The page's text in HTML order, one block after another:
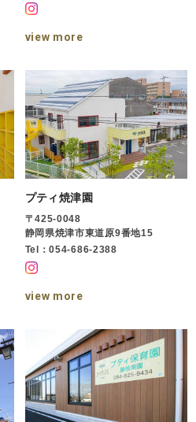
view more
プティ焼津園
〒425-0048
静岡県焼津市東道原9番地15
Tel：054-686-2388
view more